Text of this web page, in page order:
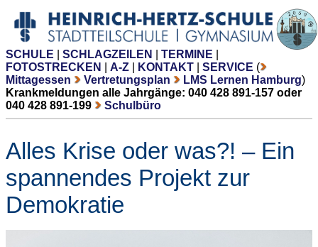
SCHULE SCHLAGZEILEN TERMINE
FOTOSTRECKEN
A-Z KONTAKT SERVICE (
Mittagessen
Vertretungsplan LMS Lernen Hamburg)
Krankmeldungen alle Jahrgänge: 040 428 891-157 oder
040 428 891-199
Schulbüro
Alles Krise oder was?! – Ein
spannendes Projekt zur
Demokratie